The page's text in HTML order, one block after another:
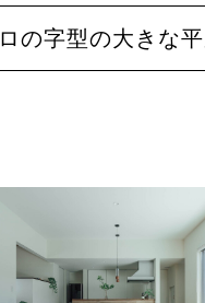
ロの字型の大きな